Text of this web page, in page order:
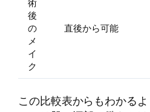
術
後
の
メ
イ
ク
直後から可能
この比較表からもわかる